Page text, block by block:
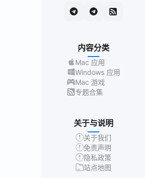
内容分类
Mac 应用
Windows 应用
Mac 游戏
专题合集
关于与说明
关于我们
免责声明
隐私政策
站点地图